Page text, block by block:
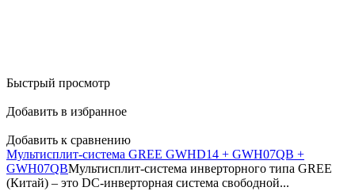
Быстрый просмотр
Добавить в избранное
Добавить к сравнению
Мультисплит-система GREE GWHD14 + GWH07QB +
GWH07QBМультисплит-система инверторного типа GREE
(Китай) – это DC-инверторная система свободной...